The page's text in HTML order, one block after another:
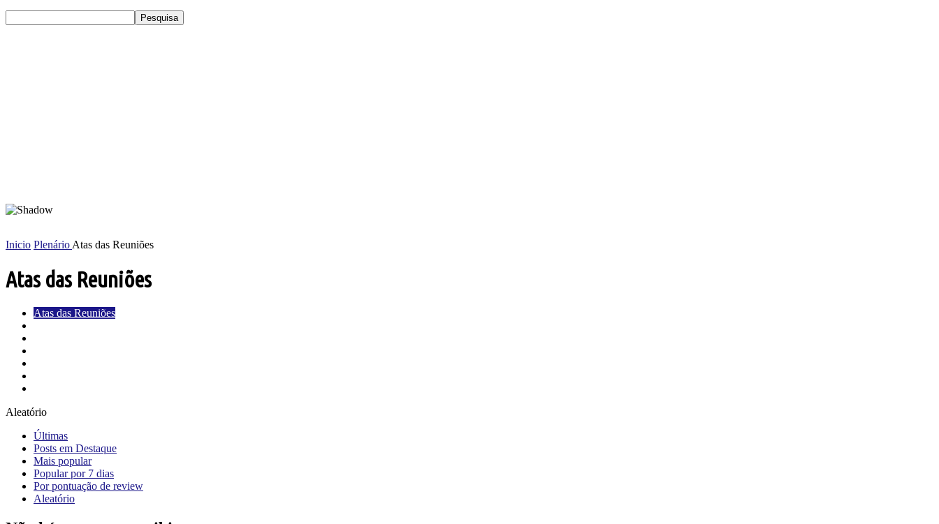
Inicio Plenário Atas das Reuniões
Atas das Reuniões
Atas das Reuniões
Aleatório
Últimas
Posts em Destaque
Mais popular
Popular por 7 dias
Por pontuação de review
Aleatório